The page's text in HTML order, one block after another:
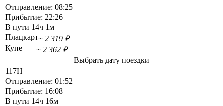
Отправление: 08:25
Прибытие: 22:26
В пути 14ч 1м
Плацкарт~ 2 319 ₽
Купе
~ 2 362 ₽
Выбрать дату поездки
117Н
Отправление: 01:52
Прибытие: 16:08
В пути 14ч 16м